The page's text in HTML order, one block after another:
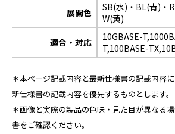
展開色
SB(水)・BL(青)・
W(黄)
適合・対応
10GBASE-
T,100BASE-
＊本ページ記載内容と最新仕様書の記載内容
新仕様書の記載内容を優先するものとします。
＊画像と実際の製品の色味・見た目が異なる
書をご確認ください。